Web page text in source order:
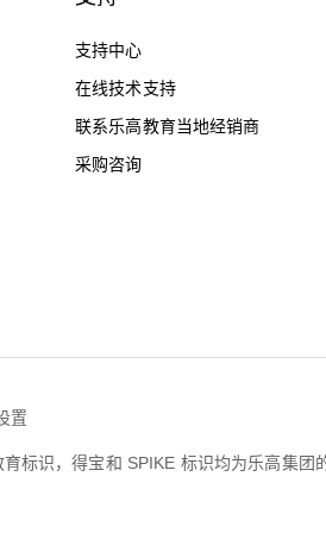
支持中心
在线技术支持
联系乐高教育当地经销商
采购咨询
置
标识，得宝和 SPIKE 标识均为乐高集